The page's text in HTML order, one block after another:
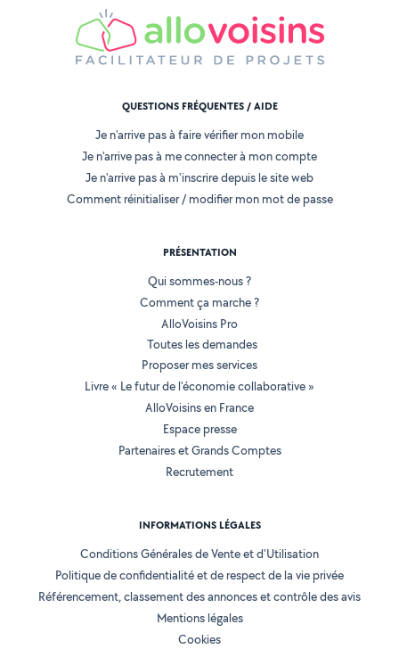
QUESTIONS FRÉQUENTES / AIDE
Je n'arrive pas à faire vérifier mon mobile
Je n'arrive pas à me connecter à mon compte
Je n'arrive pas à m'inscrire depuis le site web
Comment réinitialiser / modifier mon mot de passe
PRÉSENTATION
Qui sommes-nous ?
Comment ça marche ?
AlloVoisins Pro
Toutes les demandes
Proposer mes services
Livre « Le futur de l'économie collaborative »
AlloVoisins en France
Espace presse
Partenaires et Grands Comptes
Recrutement
INFORMATIONS LÉGALES
Conditions Générales de Vente et d'Utilisation
Politique de confidentialité et de respect de la vie privée
Référencement, classement des annonces et contrôle des avis
Mentions légales
Cookies